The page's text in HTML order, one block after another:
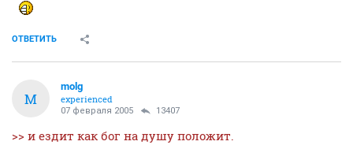
ОТВЕТИТЬ
M
molg
experienced
07 февраля 2005 13407
>> и ездит как бог на душу положит.